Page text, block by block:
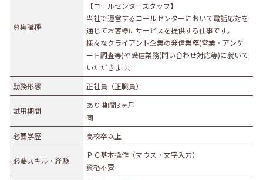
その他の製造業
電気・ガス・熱供給業
通信業・情報サービス業
運輸業
自動車販売・修理
不動産業
飲食サービス業
医療業
その他サービス
生活関連サービス業
募集職種
【コールセンタースタッフ】
当社で運営するコールセンターにおいて電話応対を
通じてお客様にサービスを提供する仕事です。
様々なクライアント企業の発信業務(営業・アンケ
ート調査等)や受信業務(問い合わせ対応等)に就いて
いただきます。
勤務形態
正社員（正職員）
試用期間
あり 期間3ヶ月
同
必要学歴
高校卒以上
必要スキル・経験
ＰＣ基本操作（マウス・文字入力）
資格不要